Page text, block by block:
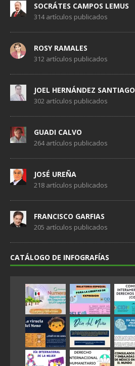
SOCRÁTES CAMPOS LEMUS
314 artículos publicados
ROSY RAMALES
312 artículos publicados
JOEL HERNÁNDEZ SANTIAGO
302 artículos publicados
GUADI CALVO
264 artículos publicados
JOSÉ UREÑA
218 artículos publicados
FRANCISCO GARFIAS
205 artículos publicados
CATÁLOGO DE INFOGRAFÍAS